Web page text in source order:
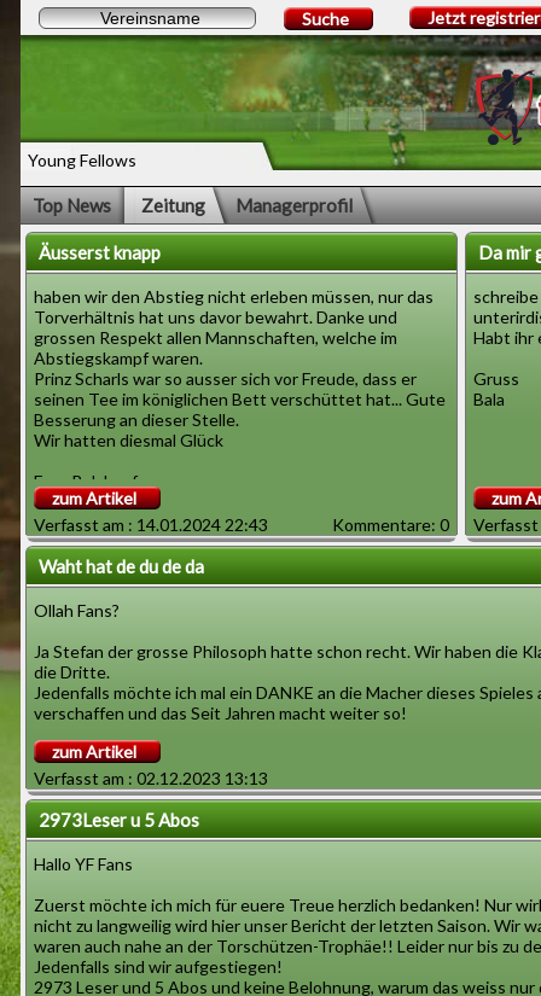
Young Fellows
Suche Jetzt
Top News Zeitung Managerprofil
Äusserst knapp
haben wir den Abstieg nicht erleben müssen, nur das
Torverhältnis hat uns davor bewahrt. Danke und
grossen Respekt allen Mannschaften, welche im
Abstiegskampf waren.
Prinz Scharls war so ausser sich vor Freude, dass er
seinen Tee im königlichen Bett verschüttet hat... Gute
Besserung an dieser Stelle.
Wir hatten diesmal Glück
Euer Balakopf
zum Artikel
Verfasst am : 14.01.2024 22:43
Kommentare: 0
Da mir
Habt ihr
Gruss
Bala
zum
Verfasst
Waht hat de du de da
Ollah Fans?
Ja Stefan der grosse Philosoph hatte schon recht. Wir haben die
die Dritte.
Jedenfalls möchte ich mal ein DANKE an die Macher dieses
verschaffen und das Seit Jahren macht weiter so!
Leider hat uns Meinhard Schnoor alters halber verlassen, eine
Euer
Bala
zum Artikel
Verfasst am : 02.12.2023 13:13
2973Leser u 5 Abos
Hallo YF Fans
Zuerst möchte ich mich für euere Treue herzlich bedanken! Nur
nicht zu langweilig wird hier unser Bericht der letzten Saison. Wir
waren auch nahe an der Torschützen-Trophäe!! Leider nur bis zu
Jedenfalls sind wir aufgestiegen!
2973 Leser und 5 Abos und keine Belohnung, warum das weiss